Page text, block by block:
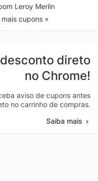
Leroy Merlin
mais cupons »
direto
no Chrome!
aviso de cupons antes
no carrinho de compras.
Saiba mais